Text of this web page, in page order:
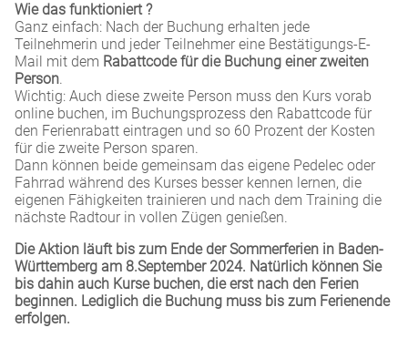
Wie das funktioniert ?
Ganz einfach: Nach der Buchung erhalten jede
Teilnehmerin und jeder Teilnehmer eine Bestätigungs-E-
Mail mit dem Rabattcode für die Buchung einer zweiten
Person.
Wichtig: Auch diese zweite Person muss den Kurs vorab
online buchen, im Buchungsprozess den Rabattcode für
den Ferienrabatt eintragen und so 60 Prozent der Kosten
für die zweite Person sparen.
Dann können beide gemeinsam das eigene Pedelec oder
Fahrrad während des Kurses besser kennen lernen, die
eigenen Fähigkeiten trainieren und nach dem Training die
nächste Radtour in vollen Zügen genießen.
Die Aktion läuft bis zum Ende der Sommerferien in Baden-
Württemberg am 8.September 2024. Natürlich können Sie
bis dahin auch Kurse buchen, die erst nach den Ferien
beginnen. Lediglich die Buchung muss bis zum Ferienende
erfolgen.